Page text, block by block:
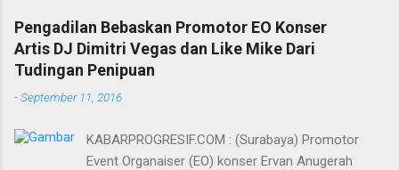
Pengadilan Bebaskan Promotor EO Konser
Artis DJ Dimitri Vegas dan Like Mike Dari
Tudingan Penipuan
-September 11, 2016
KABARPROGRESIF.COM : (Surabaya) Promotor
Event Organaiser (EO) konser Ervan Anugerah